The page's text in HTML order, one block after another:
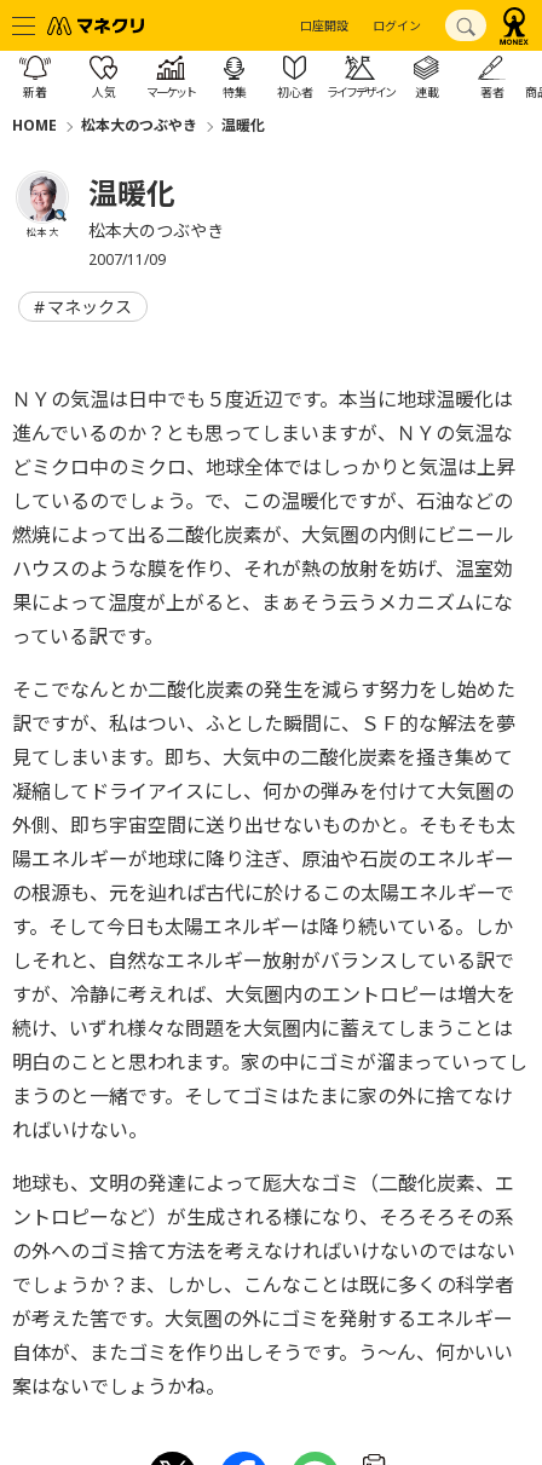
口座開設 ログイン
新着 人気 マーケット 特集 初心者 ライフデザイン 連載 著者 商
HOME 松本大のつぶやき 温暖化
松本 大
温暖化
松本大のつぶやき
2007/11/09
マネックス
ＮＹの気温は日中でも５度近辺です。本当に地球温暖化は
進んでいるのか？とも思ってしまいますが、ＮＹの気温な
どミクロ中のミクロ、地球全体ではしっかりと気温は上昇
しているのでしょう。で、この温暖化ですが、石油などの
燃焼によって出る二酸化炭素が、大気圏の内側にビニール
ハウスのような膜を作り、それが熱の放射を妨げ、温室効
果によって温度が上がると、まぁそう云うメカニズムにな
っている訳です。
そこでなんとか二酸化炭素の発生を減らす努力をし始めた
訳ですが、私はつい、ふとした瞬間に、ＳＦ的な解法を夢
見てしまいます。即ち、大気中の二酸化炭素を掻き集めて
凝縮してドライアイスにし、何かの弾みを付けて大気圏の
外側、即ち宇宙空間に送り出せないものかと。そもそも太
陽エネルギーが地球に降り注ぎ、原油や石炭のエネルギー
の根源も、元を辿れば古代に於けるこの太陽エネルギーで
す。そして今日も太陽エネルギーは降り続いている。しか
しそれと、自然なエネルギー放射がバランスしている訳で
すが、冷静に考えれば、大気圏内のエントロピーは増大を
続け、いずれ様々な問題を大気圏内に蓄えてしまうことは
明白のことと思われます。家の中にゴミが溜まっていってし
まうのと一緒です。そしてゴミはたまに家の外に捨てなけ
ればいけない。
地球も、文明の発達によって厖大なゴミ（二酸化炭素、エ
ントロピーなど）が生成される様になり、そろそろその系
の外へのゴミ捨て方法を考えなければいけないのではない
でしょうか？ま、しかし、こんなことは既に多くの科学者
が考えた筈です。大気圏の外にゴミを発射するエネルギー
自体が、またゴミを作り出しそうです。う〜ん、何かいい
案はないでしょうかね。